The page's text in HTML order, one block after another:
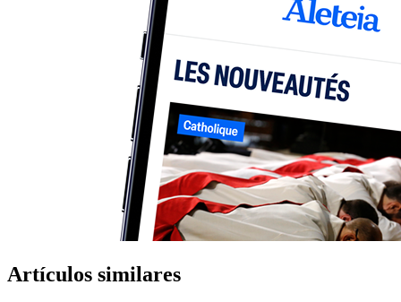
Artículos similares